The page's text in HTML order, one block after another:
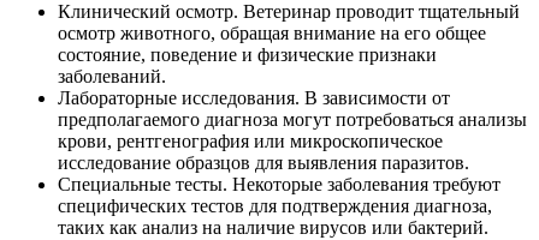
Клинический осмотр. Ветеринар проводит тщательный
осмотр животного, обращая внимание на его общее
состояние, поведение и физические признаки
заболеваний.
Лабораторные исследования. В зависимости от
предполагаемого диагноза могут потребоваться анализы
крови, рентгенография или микроскопическое
исследование образцов для выявления паразитов.
Специальные тесты. Некоторые заболевания требуют
специфических тестов для подтверждения диагноза,
таких как анализ на наличие вирусов или бактерий.